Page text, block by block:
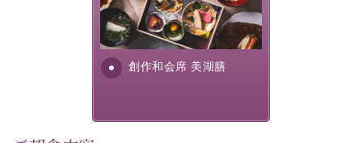
1人1,000円分の館内利用券（お飲み物やお土産などに
「千人風呂」で有名な 片倉館のご入浴券
クレンジング、化粧水、乳液
・諏訪大社4社を巡る無料参拝バス（事前予約制）
創作和会席 美湖膳
提供する為に料理長・神原 裕
明が考え出した創作和会席で
す。美しい諏訪湖の幸...